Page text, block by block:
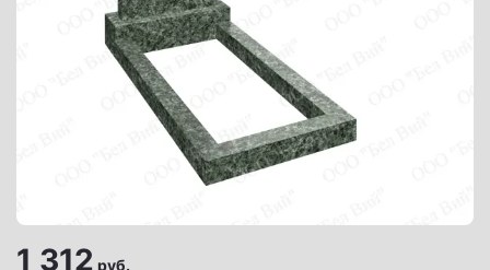
1 312 руб.